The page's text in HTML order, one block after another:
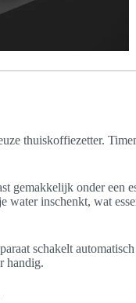
thuiskoffiezetter.
gemakkelijk onder een
inschenkt, wat
schakelt
handig.